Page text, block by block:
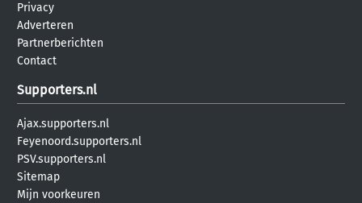
Privacy
Adverteren
Partnerberichten
Contact
Supporters.nl
Ajax.supporters.nl
Feyenoord.supporters.nl
PSV.supporters.nl
Sitemap
Mijn voorkeuren